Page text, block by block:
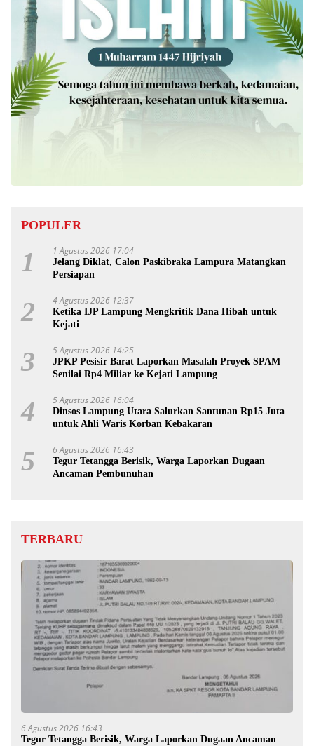
POPULER
1 1 Agustus 2026 17:04
Jelang Diklat, Calon Paskibraka Lampura Matangkan
Persiapan
2 4 Agustus 2026 12:37
Ketika IJP Lampung Mengkritik Dana Hibah untuk
Kejati
3 5 Agustus 2026 14:25
JPKP Pesisir Barat Laporkan Masalah Proyek SPAM
Senilai Rp4 Miliar ke Kejati Lampung
4 5 Agustus 2026 16:04
Dinsos Lampung Utara Salurkan Santunan Rp15 Juta
untuk Ahli Waris Korban Kebakaran
5 6 Agustus 2026 16:43
Tegur Tetangga Berisik, Warga Laporkan Dugaan
Ancaman Pembunuhan
TERBARU
6 Agustus 2026 16:43
Tegur Tetangga Berisik, Warga Laporkan Dugaan Ancaman